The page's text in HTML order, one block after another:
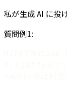
私が生成 AI に投
質問例1: